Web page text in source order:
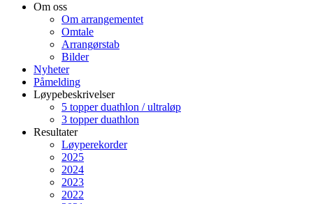
Om oss
Om arrangementet
Omtale
Arrangørstab
Bilder
Nyheter
Påmelding
Løypebeskrivelser
5 topper duathlon / ultraløp
3 topper duathlon
Resultater
Løyperekorder
2025
2024
2023
2022